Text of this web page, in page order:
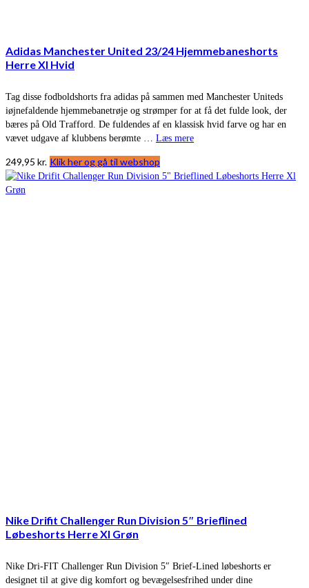
Adidas Manchester United 23/24 Hjemmebaneshorts
Herre Xl Hvid
Tag disse fodboldshorts fra adidas på sammen med Manchester Uniteds
iøjnefaldende hjemmebanetrøje og strømper for at få det fulde look, der
bæres på Old Trafford. De fuldendes af en klassisk hvid farve og har en
vævet udgave af klubbens berømte … Læs mere
249,95 kr. Klik her og gå til webshop
Nike Drifit Challenger Run Division 5″ Brieflined
Løbeshorts Herre Xl Grøn
Nike Dri-FIT Challenger Run Division 5″ Brief-Lined løbeshorts er
designet til at give dig komfort og bevægelsesfrihed under dine